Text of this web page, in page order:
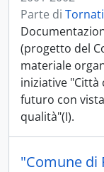
Parte di
(progetto del
materiale
iniziative "Città
futuro con
qualità"(I).